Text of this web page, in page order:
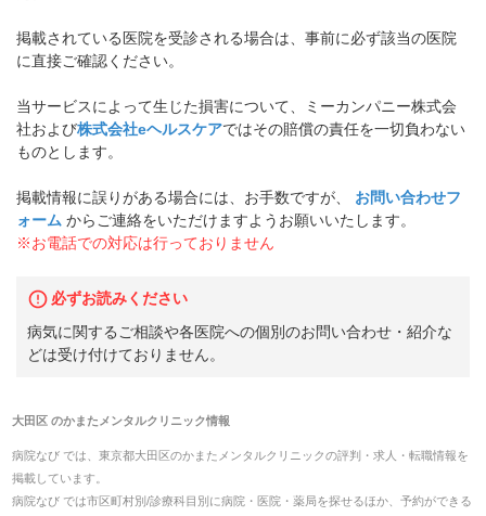
掲載されている医院を受診される場合は、事前に必ず該当の医院
に直接ご確認ください。
当サービスによって生じた損害について、ミーカンパニー株式会
社および株式会社eヘルスケアではその賠償の責任を一切負わない
ものとします。
掲載情報に誤りがある場合には、お手数ですが、
お問い合わせフ
ォーム からご連絡をいただけますようお願いいたします。
※お電話での対応は行っておりません
必ずお読みください
病気に関するご相談や各医院への個別のお問い合わせ・紹介な
どは受け付けておりません。
大田区 のかまたメンタルクリニック情報
病院なび では、 東京都大田区のかまたメンタルクリニックの評判・求人・転職情報を
掲載しています。
病院なび では市区町村別/診療科目別に病院・医院・薬局を探せるほか、予約ができる